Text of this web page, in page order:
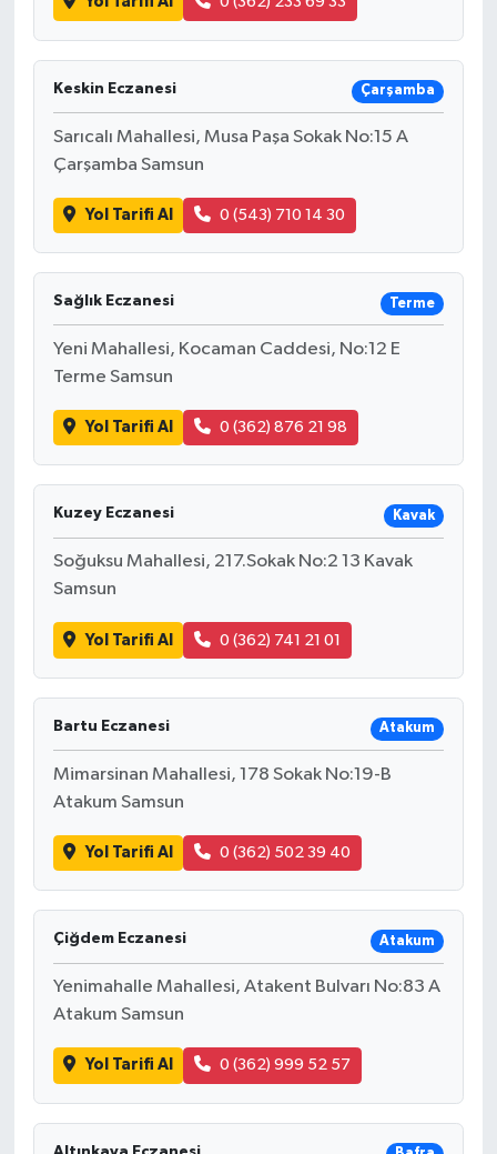
Keskin Eczanesi Çarşamba
Sarıcalı Mahallesi, Musa Paşa Sokak No:15 A
Çarşamba Samsun
Yol Tarifi Al 0 (543) 710 14 30
Sağlık Eczanesi Terme
Yeni Mahallesi, Kocaman Caddesi, No:12 E
Terme Samsun
Yol Tarifi Al 0 (362) 876 21 98
Kuzey Eczanesi Kavak
Soğuksu Mahallesi, 217.Sokak No:2 13 Kavak
Samsun
Yol Tarifi Al 0 (362) 741 21 01
Bartu Eczanesi Atakum
Mimarsinan Mahallesi, 178 Sokak No:19-B
Atakum Samsun
Yol Tarifi Al 0 (362) 502 39 40
Çiğdem Eczanesi Atakum
Yenimahalle Mahallesi, Atakent Bulvarı No:83 A
Atakum Samsun
Yol Tarifi Al 0 (362) 999 52 57